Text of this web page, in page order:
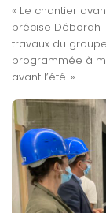
« Le chantier
précise Déborah
travaux du
programmée à
avant l’été. »